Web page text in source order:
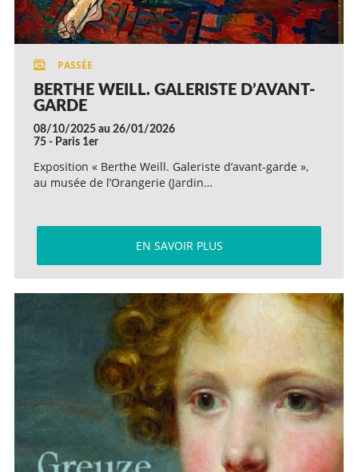
BERTHE WEILL. GALERISTE D’AVANT-
GARDE
08/10/2025 au 26/01/2026
75 - Paris 1er
Exposition « Berthe Weill. Galeriste d’avant-garde »,
au musée de l’Orangerie (Jardin…
EN SAVOIR PLUS